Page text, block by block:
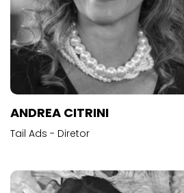
ANDREA CITRINI
Tail Ads - Diretor